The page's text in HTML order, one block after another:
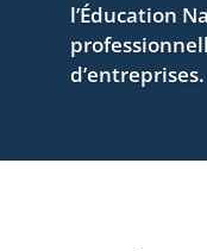
l’Éducation
d’entreprises.